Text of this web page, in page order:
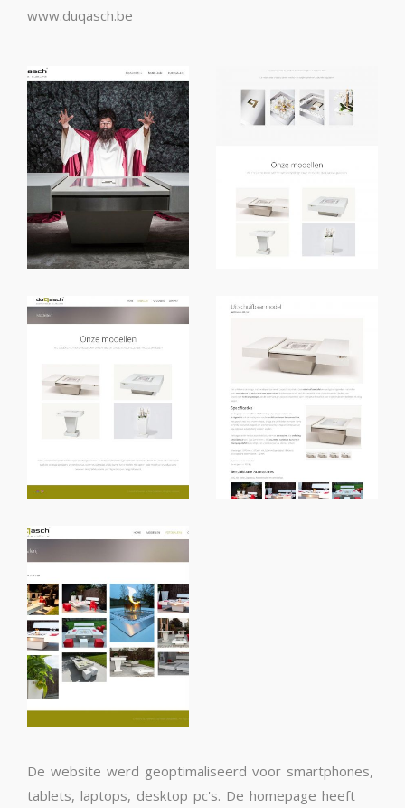
www.duqasch.be
De website werd geoptimaliseerd voor smartphones,
tablets, laptops, desktop pc's. De homepage heeft